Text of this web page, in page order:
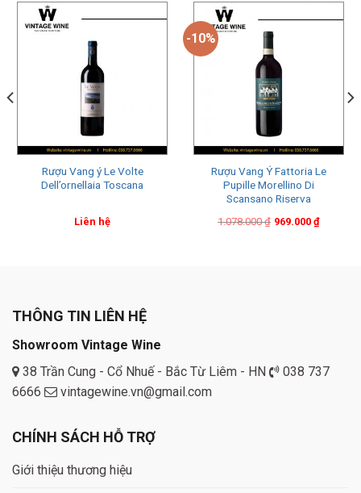
Rượu Vang ý Le Volte
Dell’ornellaia Toscana
Liên hệ
-10%
Rượu Vang Ý Fattoria Le
Pupille Morellino Di
Scansano Riserva
1.078.000₫
Original
969.000 ₫
Current
THÔNG TIN LIÊN HỆ
Showroom Vintage Wine
38 Trần Cung - Cổ Nhuế - Bắc Từ Liêm - HN
038 737
6666
vintagewine.vn@gmail.com
CHÍNH SÁCH HỖ TRỢ
Giới thiệu thương hiệu